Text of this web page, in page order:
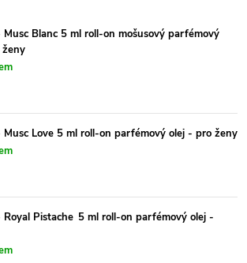
Musc Blanc 5 ml roll-on mošusový parfémový
Musc Love 5 ml roll-on parfémový olej - pro ženy
Royal Pistache 5 ml roll-on parfémový olej -